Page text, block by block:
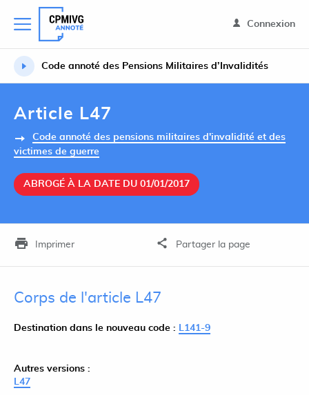
Connexion
Code annoté des Pensions Militaires d’Invalidités
Article L47
Code annoté des pensions militaires d'invalidité et des
victimes de guerre
ABROGÉ À LA DATE DU 01/01/2017
Imprimer Partager la page
Corps de l'article L47
Destination dans le nouveau code : L141-9
Autres versions :
L47